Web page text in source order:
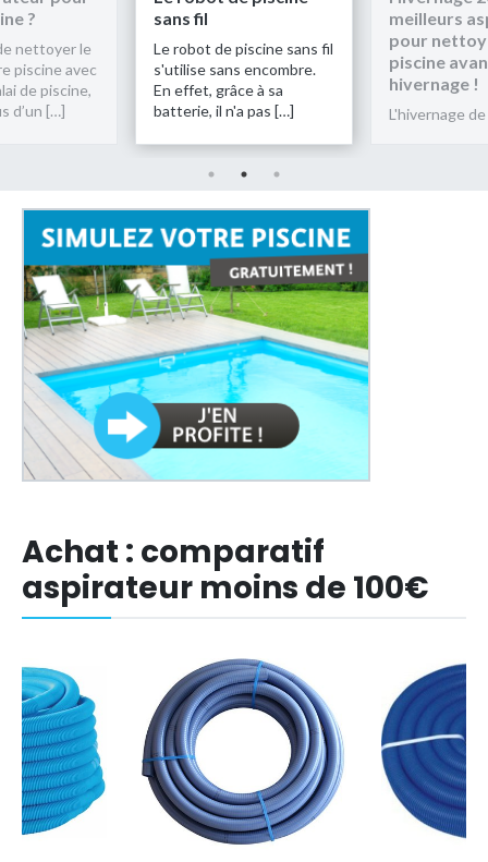
sans fil
encombre.
à sa
pas […]
meilleurs aspirateurs
pour nettoyer la
piscine avant son
hivernage !
L'hivernage de la […]
votre
Plutôt que
fond de votre
un simple
équipez-vous
Achat : comparatif
aspirateur moins de 100€